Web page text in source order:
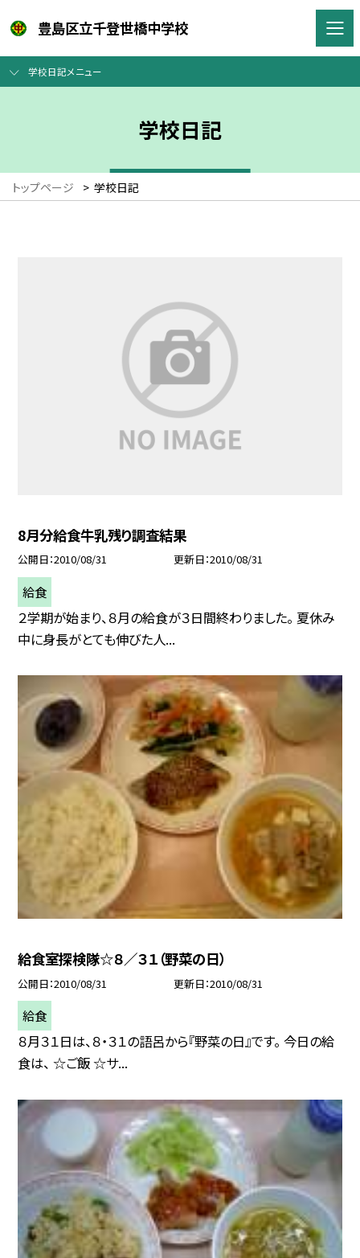
豊島区立千登世橋中学校
学校日記メニュー
学校日記
トップページ > 学校日記
8月分給食牛乳残り調査結果
公開日 2010/08/31 更新日 2010/08/31
給食
２学期が始まり、８月の給食が３日間終わりました。 夏休み
中に身長がとても伸びた人...
給食室探検隊☆８／３１（野菜の日）
公開日 2010/08/31 更新日 2010/08/31
給食
８月３１日は、８・３１の語呂から『野菜の日』です。 今日の給
食は、 ☆ご飯 ☆サ...